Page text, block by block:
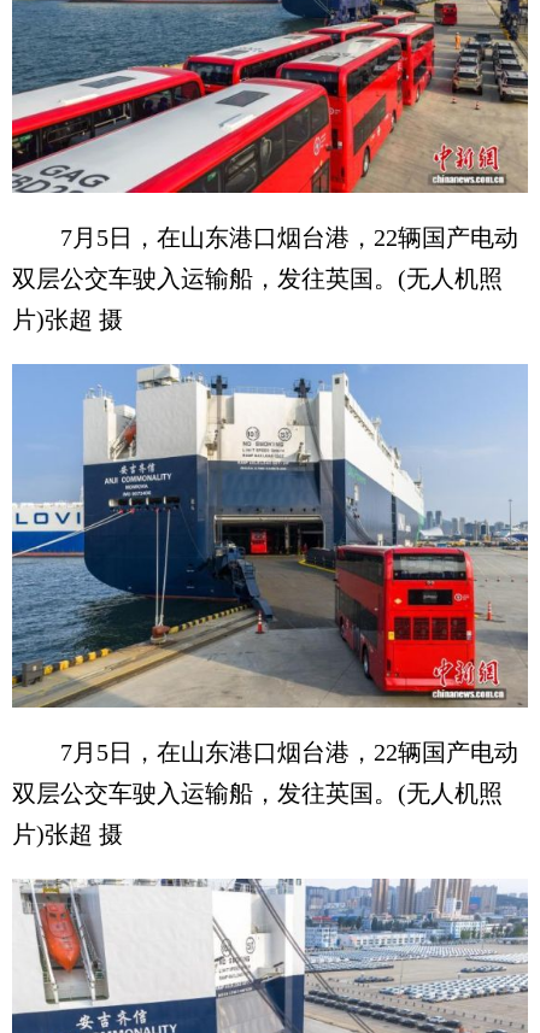
7月5日，在山东港口烟台港，22辆国产电动
双层公交车驶入运输船，发往英国。(无人机照
片)张超 摄
7月5日，在山东港口烟台港，22辆国产电动
双层公交车驶入运输船，发往英国。(无人机照
片)张超 摄